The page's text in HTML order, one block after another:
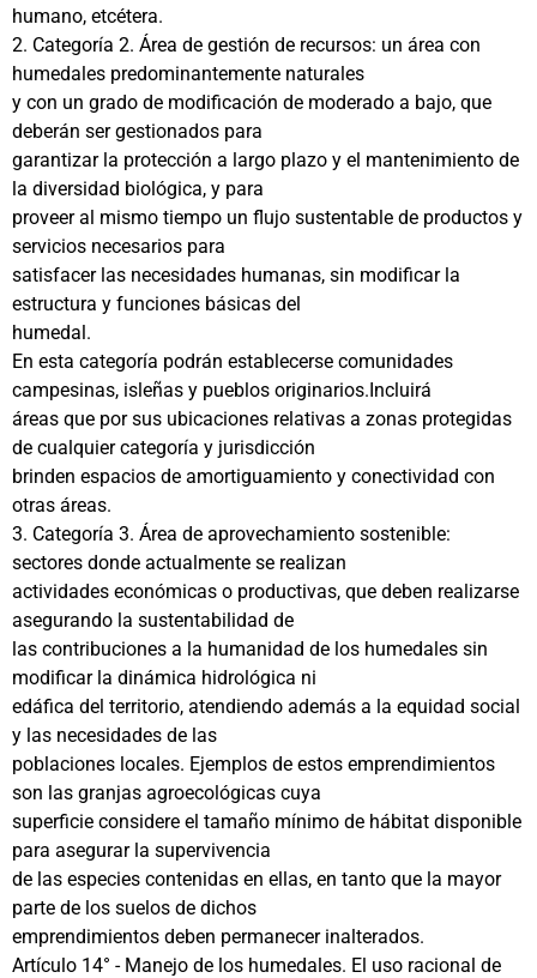
humano, etcétera.
2. Categoría 2. Área de gestión de recursos: un área con
humedales predominantemente naturales
y con un grado de modificación de moderado a bajo, que
deberán ser gestionados para
garantizar la protección a largo plazo y el mantenimiento de
la diversidad biológica, y para
proveer al mismo tiempo un flujo sustentable de productos y
servicios necesarios para
satisfacer las necesidades humanas, sin modificar la
estructura y funciones básicas del
humedal.
En esta categoría podrán establecerse comunidades
campesinas, isleñas y pueblos originarios.Incluirá
áreas que por sus ubicaciones relativas a zonas protegidas
de cualquier categoría y jurisdicción
brinden espacios de amortiguamiento y conectividad con
otras áreas.
3. Categoría 3. Área de aprovechamiento sostenible:
sectores donde actualmente se realizan
actividades económicas o productivas, que deben realizarse
asegurando la sustentabilidad de
las contribuciones a la humanidad de los humedales sin
modificar la dinámica hidrológica ni
edáfica del territorio, atendiendo además a la equidad social
y las necesidades de las
poblaciones locales. Ejemplos de estos emprendimientos
son las granjas agroecológicas cuya
superficie considere el tamaño mínimo de hábitat disponible
para asegurar la supervivencia
de las especies contenidas en ellas, en tanto que la mayor
parte de los suelos de dichos
emprendimientos deben permanecer inalterados.
Artículo 14° - Manejo de los humedales. El uso racional de